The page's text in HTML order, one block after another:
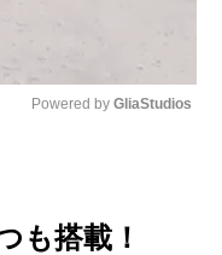
t
Powered by GliaStudios
も搭載！